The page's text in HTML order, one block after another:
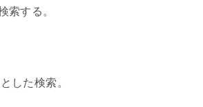
索する。
した検索。